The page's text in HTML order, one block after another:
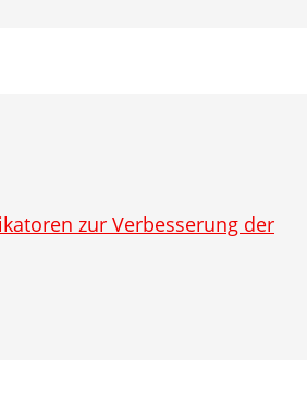
zur Verbesserung der